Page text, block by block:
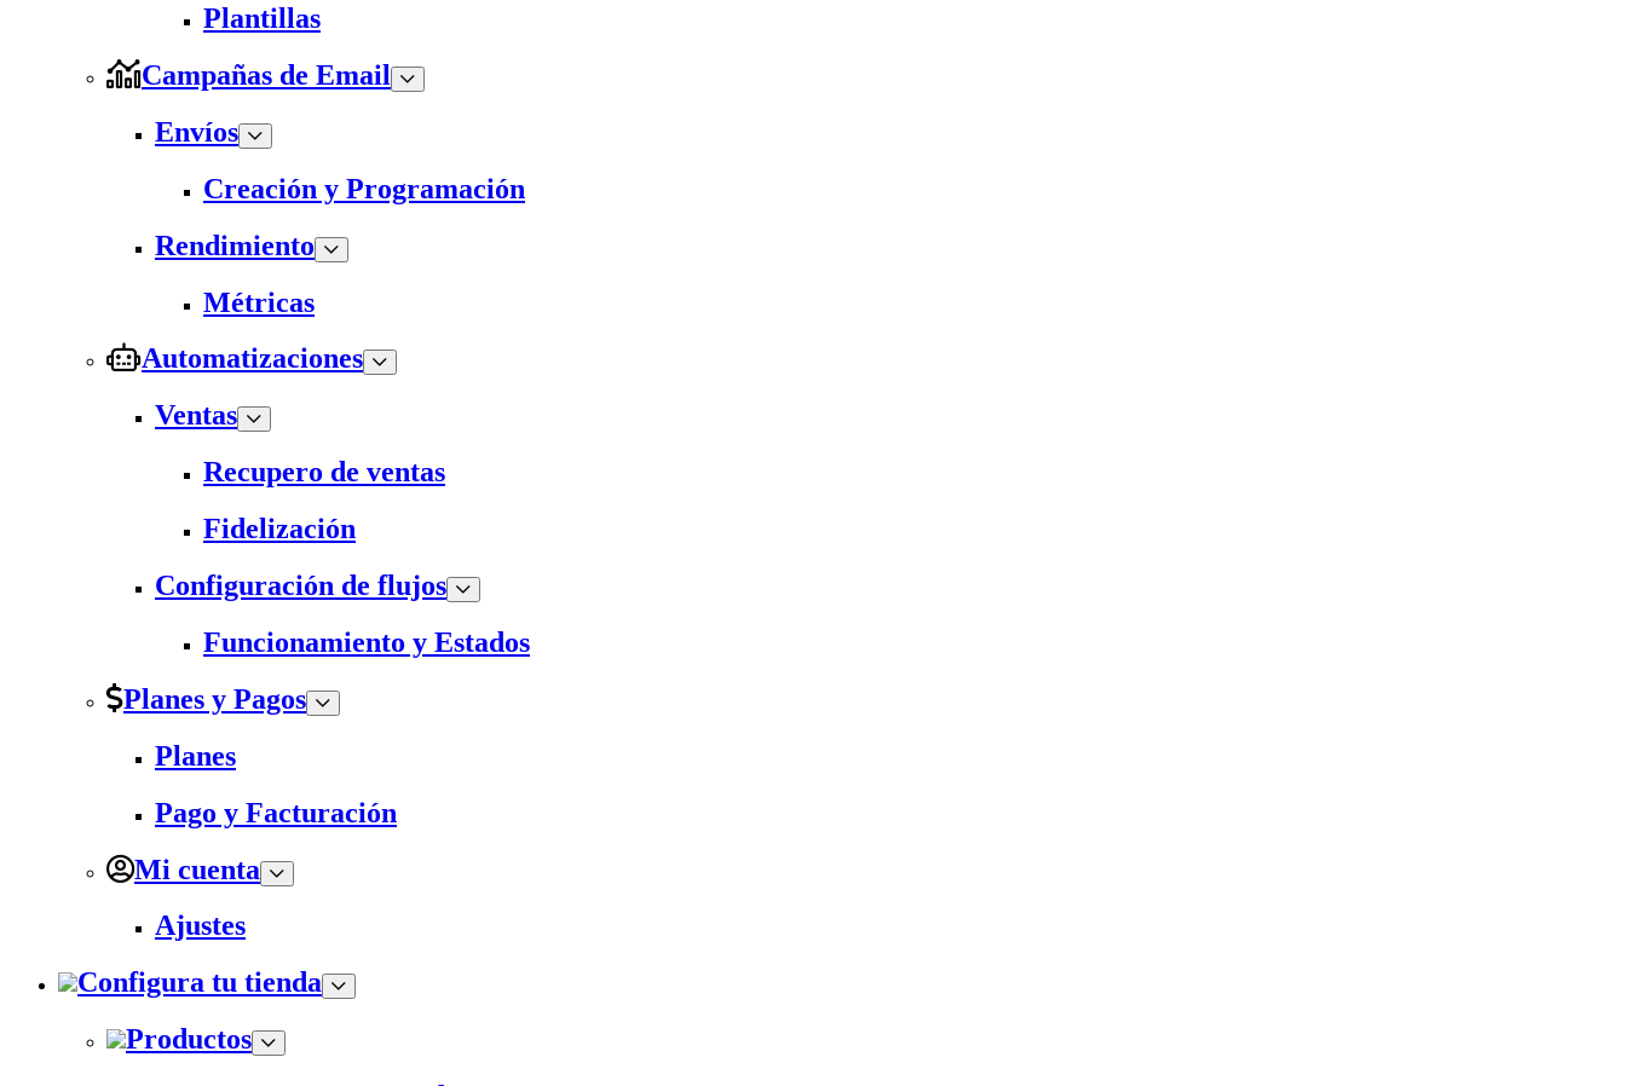
Plantillas
Campañas de Email
Envíos
Creación y Programación
Rendimiento
Métricas
Automatizaciones
Ventas
Recupero de ventas
Fidelización
Configuración de flujos
Funcionamiento y Estados
Planes y Pagos
Planes
Pago y Facturación
Mi cuenta
Ajustes
Configura tu tienda
Productos